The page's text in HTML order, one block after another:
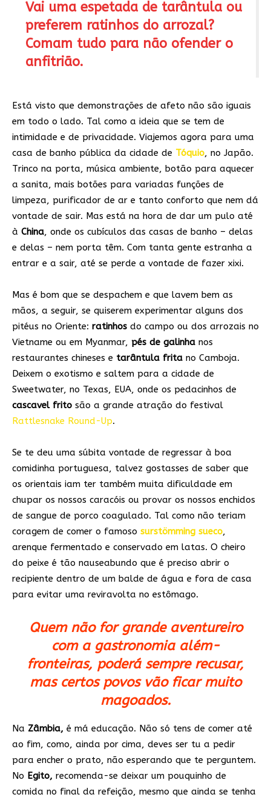
Vai uma espetada de tarântula ou
preferem ratinhos do arrozal?
Comam tudo para não ofender o
anfitrião.
Está visto que demonstrações de afeto não são iguais
em todo o lado. Tal como a ideia que se tem de
intimidade e de privacidade. Viajemos agora para uma
casa de banho pública da cidade de Tóquio, no Japão.
Trinco na porta, música ambiente, botão para aquecer
a sanita, mais botões para variadas funções de
limpeza, purificador de ar e tanto conforto que nem dá
vontade de sair. Mas está na hora de dar um pulo até
à China, onde os cubículos das casas de banho – delas
e delas – nem porta têm. Com tanta gente estranha a
entrar e a sair, até se perde a vontade de fazer xixi.
Mas é bom que se despachem e que lavem bem as
mãos, a seguir, se quiserem experimentar alguns dos
pitéus no Oriente: ratinhos do campo ou dos arrozais no
Vietname ou em Myanmar, pés de galinha nos
restaurantes chineses e tarântula frita no Camboja.
Deixem o exotismo e saltem para a cidade de
Sweetwater, no Texas, EUA, onde os pedacinhos de
cascavel frito são a grande atração do festival
Rattlesnake Round-Up.
Se te deu uma súbita vontade de regressar à boa
comidinha portuguesa, talvez gostasses de saber que
os orientais iam ter também muita dificuldade em
chupar os nossos caracóis ou provar os nossos enchidos
de sangue de porco coagulado. Tal como não teriam
coragem de comer o famoso surstömming sueco,
arenque fermentado e conservado em latas. O cheiro
do peixe é tão nauseabundo que é preciso abrir o
recipiente dentro de um balde de água e fora de casa
para evitar uma reviravolta no estômago.
Quem não for grande aventureiro
com a gastronomia além-
fronteiras, poderá sempre recusar,
mas certos povos vão ficar muito
magoados.
Na Zâmbia, é má educação. Não só tens de comer até
ao fim, como, ainda por cima, deves ser tu a pedir
para encher o prato, não esperando que te perguntem.
No Egito, recomenda-se deixar um pouquinho de
comida no final da refeição, mesmo que ainda se tenha